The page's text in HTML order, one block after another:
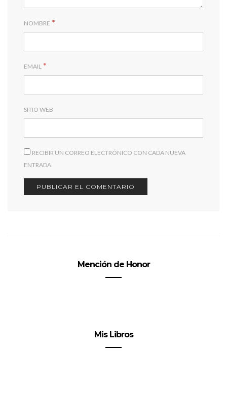
NOMBRE *
EMAIL *
SITIO WEB
RECIBIR UN CORREO ELECTRÓNICO CON CADA NUEVA
ENTRADA.
Mención de Honor
Mis Libros